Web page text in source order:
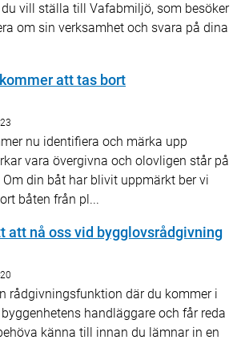
vill ställa till Vafabmiljö, som besöker
om sin verksamhet och svara på dina
att tas bort
nu identifiera och märka upp
vara övergivna och olovligen står på
din båt har blivit uppmärkt ber vi
båten från pl...
att nå oss vid bygglovsrådgivning
rådgivningsfunktion där du kommer i
handläggare och får reda
känna till innan du lämnar in en